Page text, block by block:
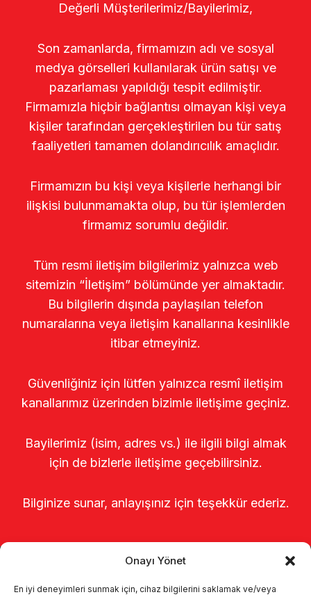
Onayı Yönet
En iyi deneyimleri sunmak için, cihaz bilgilerini saklamak ve/veya
Değerli Müşterilerimiz/Bayilerimiz,
Son zamanlarda, firmamızın adı ve sosyal
medya görselleri kullanılarak ürün satışı ve
pazarlaması yapıldığı tespit edilmiştir.
Firmamızla hiçbir bağlantısı olmayan kişi veya
kişiler tarafından gerçekleştirilen bu tür satış
faaliyetleri tamamen dolandırıcılık amaçlıdır.
Firmamızın bu kişi veya kişilerle herhangi bir
ilişkisi bulunmamakta olup, bu tür işlemlerden
firmamız sorumlu değildir.
Tüm resmi iletişim bilgilerimiz yalnızca web
sitemizin “İletişim” bölümünde yer almaktadır.
Bu bilgilerin dışında paylaşılan telefon
numaralarına veya iletişim kanallarına kesinlikle
itibar etmeyiniz.
Güvenliğiniz için lütfen yalnızca resmî iletişim
kanallarımız üzerinden bizimle iletişime geçiniz.
Bayilerimiz (isim, adres vs.) ile ilgili bilgi almak
için de bizlerle iletişime geçebilirsiniz.
Bilginize sunar, anlayışınız için teşekkür ederiz.